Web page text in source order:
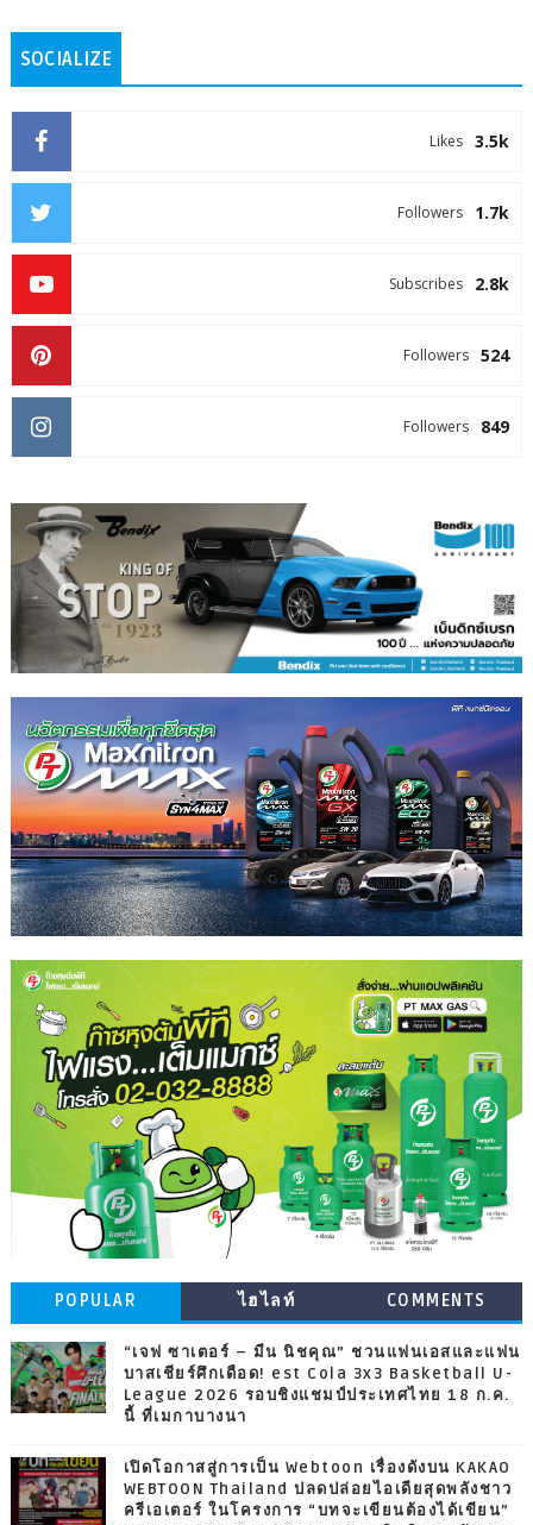
SOCIALIZE
3.5k
Likes
1.7k
Followers
2.8k
Subscribes
524
Followers
849
Followers
POPULAR ไฮไลท์ COMMENTS
“เจฟ ซาเตอร์ – มีน นิชคุณ” ชวนแฟนเอสและแฟน
บาสเชียร์ศึกเดือด! est Cola 3x3 Basketball U-
League 2026 รอบชิงแชมป์ประเทศไทย 18 ก.ค.
นี้ ที่เมกาบางนา
เปิดโอกาสสู่การเป็น Webtoon เรื่องดังบน KAKAO
WEBTOON Thailand ปลดปล่อยไอเดียสุดพลังชาว
ครีเอเตอร์ ในโครงการ “บทจะเขียนต้องได้เขียน”